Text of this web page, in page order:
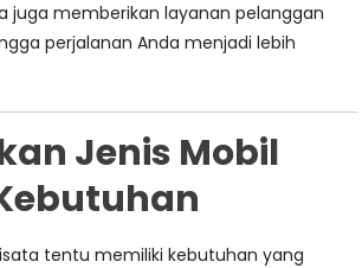
juga memberikan layanan pelanggan
perjalanan Anda menjadi lebih
Jenis Mobil
tentu memiliki kebutuhan yang